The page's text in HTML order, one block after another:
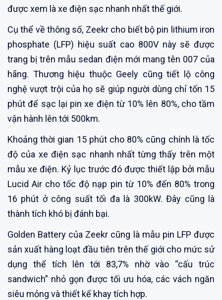
được xem là xe điện sạc nhanh nhất thế giới.
Cụ thể về thông số, Zeekr cho biết bộ pin lithium iron
phosphate (LFP) hiệu suất cao 800V này sẽ được
trang bị trên mẫu sedan điện mới mang tên 007 của
hãng. Thương hiệu thuộc Geely cũng tiết lộ công
nghệ vượt trội của họ sẽ giúp người dùng chỉ tốn 15
phút để sạc lại pin xe điện từ 10% lên 80%, cho tầm
vận hành lên tới 500km.
Khoảng thời gian 15 phút cho 80% cũng chính là tốc
độ của xe điện sạc nhanh nhất từng thấy trên một
mẫu xe điện. Kỷ lục trước đó được thiết lập bởi mẫu
Lucid Air cho tốc độ nạp pin từ 10% đến 80% trong
16 phút ở công suất tối đa là 300kW. Đây cũng là
thành tích khó bị đánh bại.
Golden Battery của Zeekr cũng là mẫu pin LFP được
sản xuất hàng loạt đầu tiên trên thế giới cho mức sử
dụng thể tích lên tới 83,7% nhờ vào “cấu trúc
sandwich” nhỏ gọn được tối ưu hóa, các vách ngăn
siêu mỏng và thiết kế khay tích hợp.